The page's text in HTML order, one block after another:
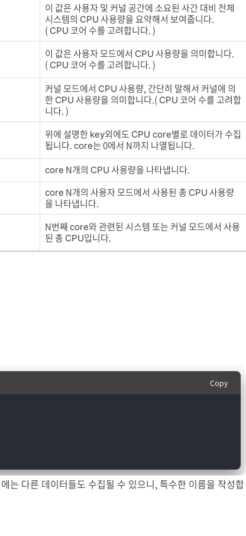
이 값은 사용자 및 커널 공간에 소요된 사간 대비 전체
시스템의 CPU 사용량을 요약해서 보여줍니다.
( CPU 코어 수를 고려합니다. )
이 값은 사용자 모드에서 CPU 사용량을 의미합니다.
( CPU 코어 수를 고려합니다. )
커널 모드에서 CPU 사용량, 간단히 말해서 커널에 의
한 CPU 사용량을 의미합니다.( CPU 코어 수를 고려합
니다. )
위에 설명한 key외에도 CPU core별로 데이터가 수집
됩니다. core는 0에서 N까지 나열됩니다.
core N개의 CPU 사용량을 나타냅니다.
core N개의 사용자 모드에서 사용된 총 CPU 사용량
을 나타냅니다.
N번째 core와 관련된 시스템 또는 커널 모드에서 사용
된 총 CPU입니다.
Copy
에는 다른 데이터들도 수집될 수 있으니, 특수한 이름을 작성합